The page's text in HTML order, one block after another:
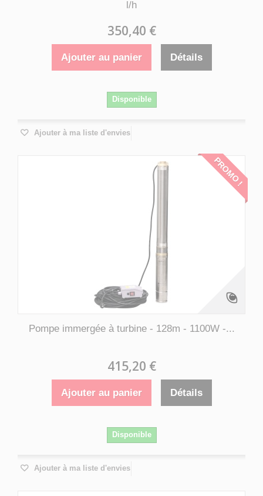
l/h
350,40 €
Ajouter au panier Détails
Disponible
Ajouter à ma liste d'envies
PROMO !
Pompe immergée à turbine - 128m - 1100W -...
415,20 €
Ajouter au panier Détails
Disponible
Ajouter à ma liste d'envies